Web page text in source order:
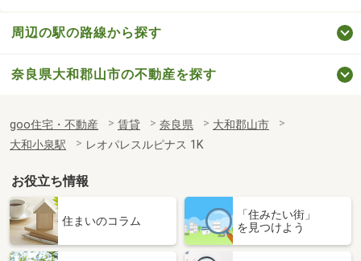
周辺の駅の路線から探す
奈良県大和郡山市の不動産を探す
goo住宅・不動産 賃貸 奈良県
大和郡山市
大和小泉駅
レオパレスルピナス 1K
お役立ち情報
住まいのコラム
「住みたい街」
を見つけよう